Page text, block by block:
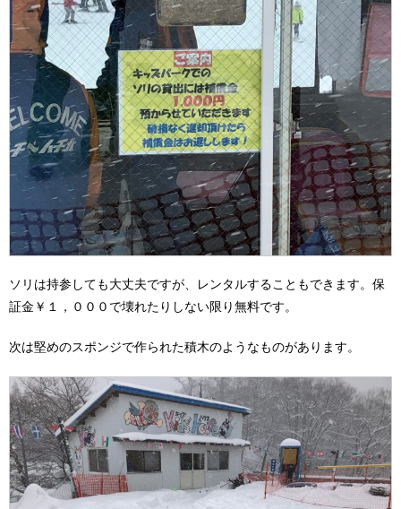
ソリは持参しても大丈夫ですが、レンタルすることもできます。保
証金￥１，０００で壊れたりしない限り無料です。
次は堅めのスポンジで作られた積木のようなものがあります。